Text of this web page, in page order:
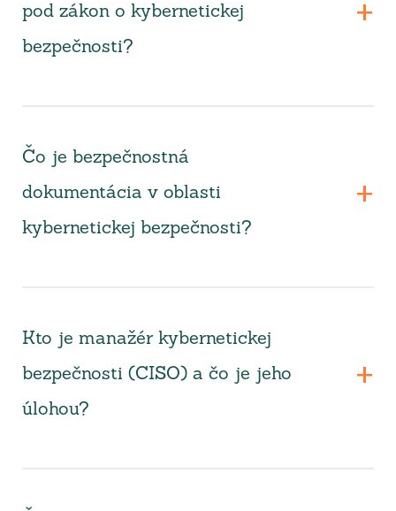
pod zákon o kybernetickej
bezpečnosti?
Čo je bezpečnostná
dokumentácia v oblasti
kybernetickej bezpečnosti?
Kto je manažér kybernetickej
bezpečnosti (CISO) a čo je jeho
úlohou?